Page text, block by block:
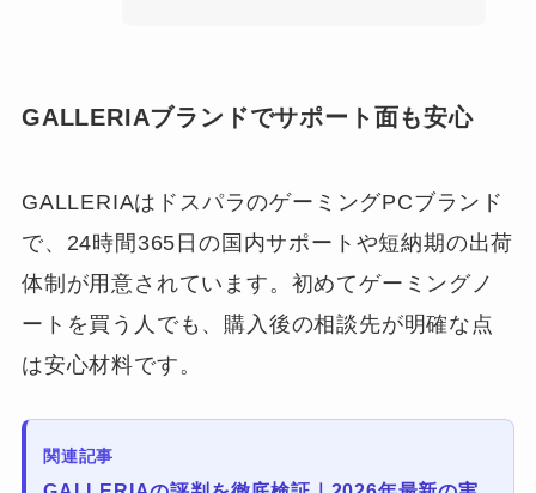
GALLERIAブランドでサポート面も安心
GALLERIAはドスパラのゲーミングPCブランド
で、24時間365日の国内サポートや短納期の出荷
体制が用意されています。初めてゲーミングノ
ートを買う人でも、購入後の相談先が明確な点
は安心材料です。
関連記事